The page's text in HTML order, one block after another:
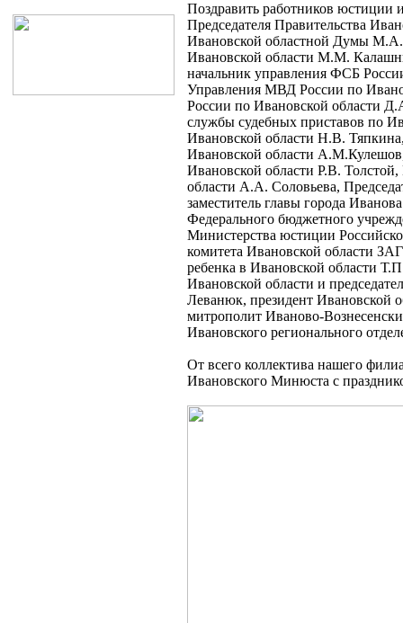
Поздравить работников юстиции
Председателя Правительства
Ивановской областной Думы
Ивановской области М.М.
начальник управления ФСБ
Управления МВД России по
России по Ивановской области
службы судебных приставов по
Ивановской области Н.В.
Ивановской области А.М.Кулешов,
Ивановской области Р.В.
области А.А. Соловьева,
заместитель главы города
Федерального бюджетного
Министерства юстиции
комитета Ивановской области
ребенка в Ивановской области
Ивановской области и
Леванюк, президент Ивановской
митрополит Иваново-
Ивановского регионального
От всего коллектива нашего
Ивановского Минюста с